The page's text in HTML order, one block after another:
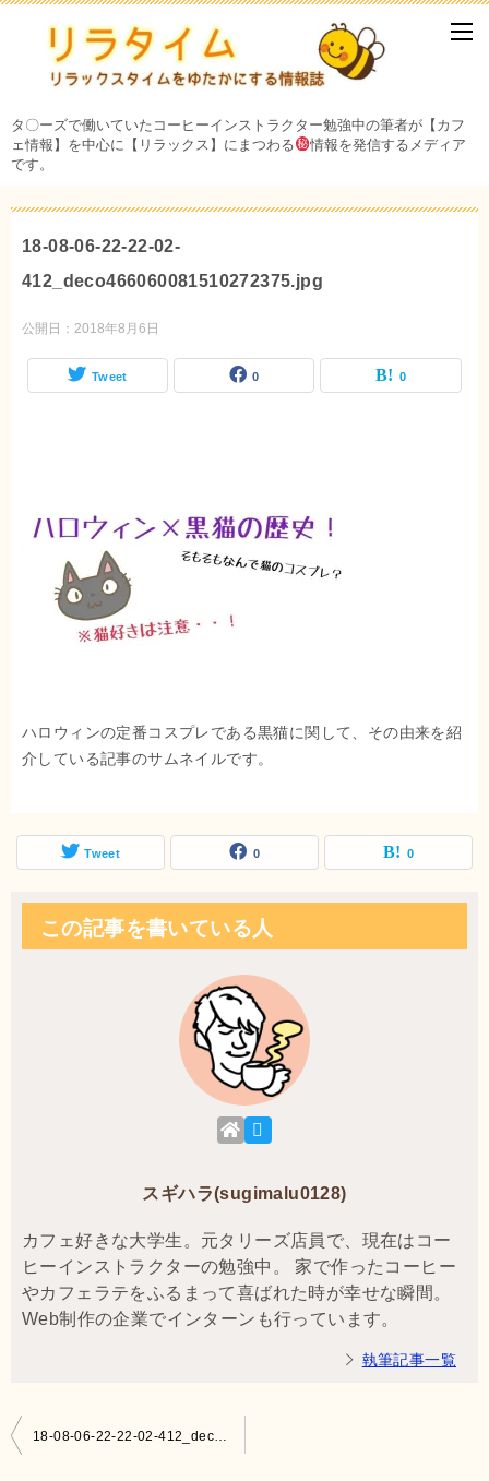
タ〇ーズで働いていたコーヒーインストラクター勉強中の筆者が【カフ
ェ情報】を中心に【リラックス】にまつわる
情報を発信するメディア
です。
18-08-06-22-22-02-
412_deco466060081510272375.jpg
公開日： 2018年8月6日
Tweet 0 0
ハロウィンの定番コスプレである黒猫に関して、その由来を紹
介している記事のサムネイルです。
Tweet 0 0
この記事を書いている人
スギハラ(sugimalu0128)
カフェ好きな大学生。元タリーズ店員で、現在はコー
ヒーインストラクターの勉強中。 家で作ったコーヒー
やカフェラテをふるまって喜ばれた時が幸せな瞬間。
Web制作の企業でインターンも行っています。
執筆記事一覧
投